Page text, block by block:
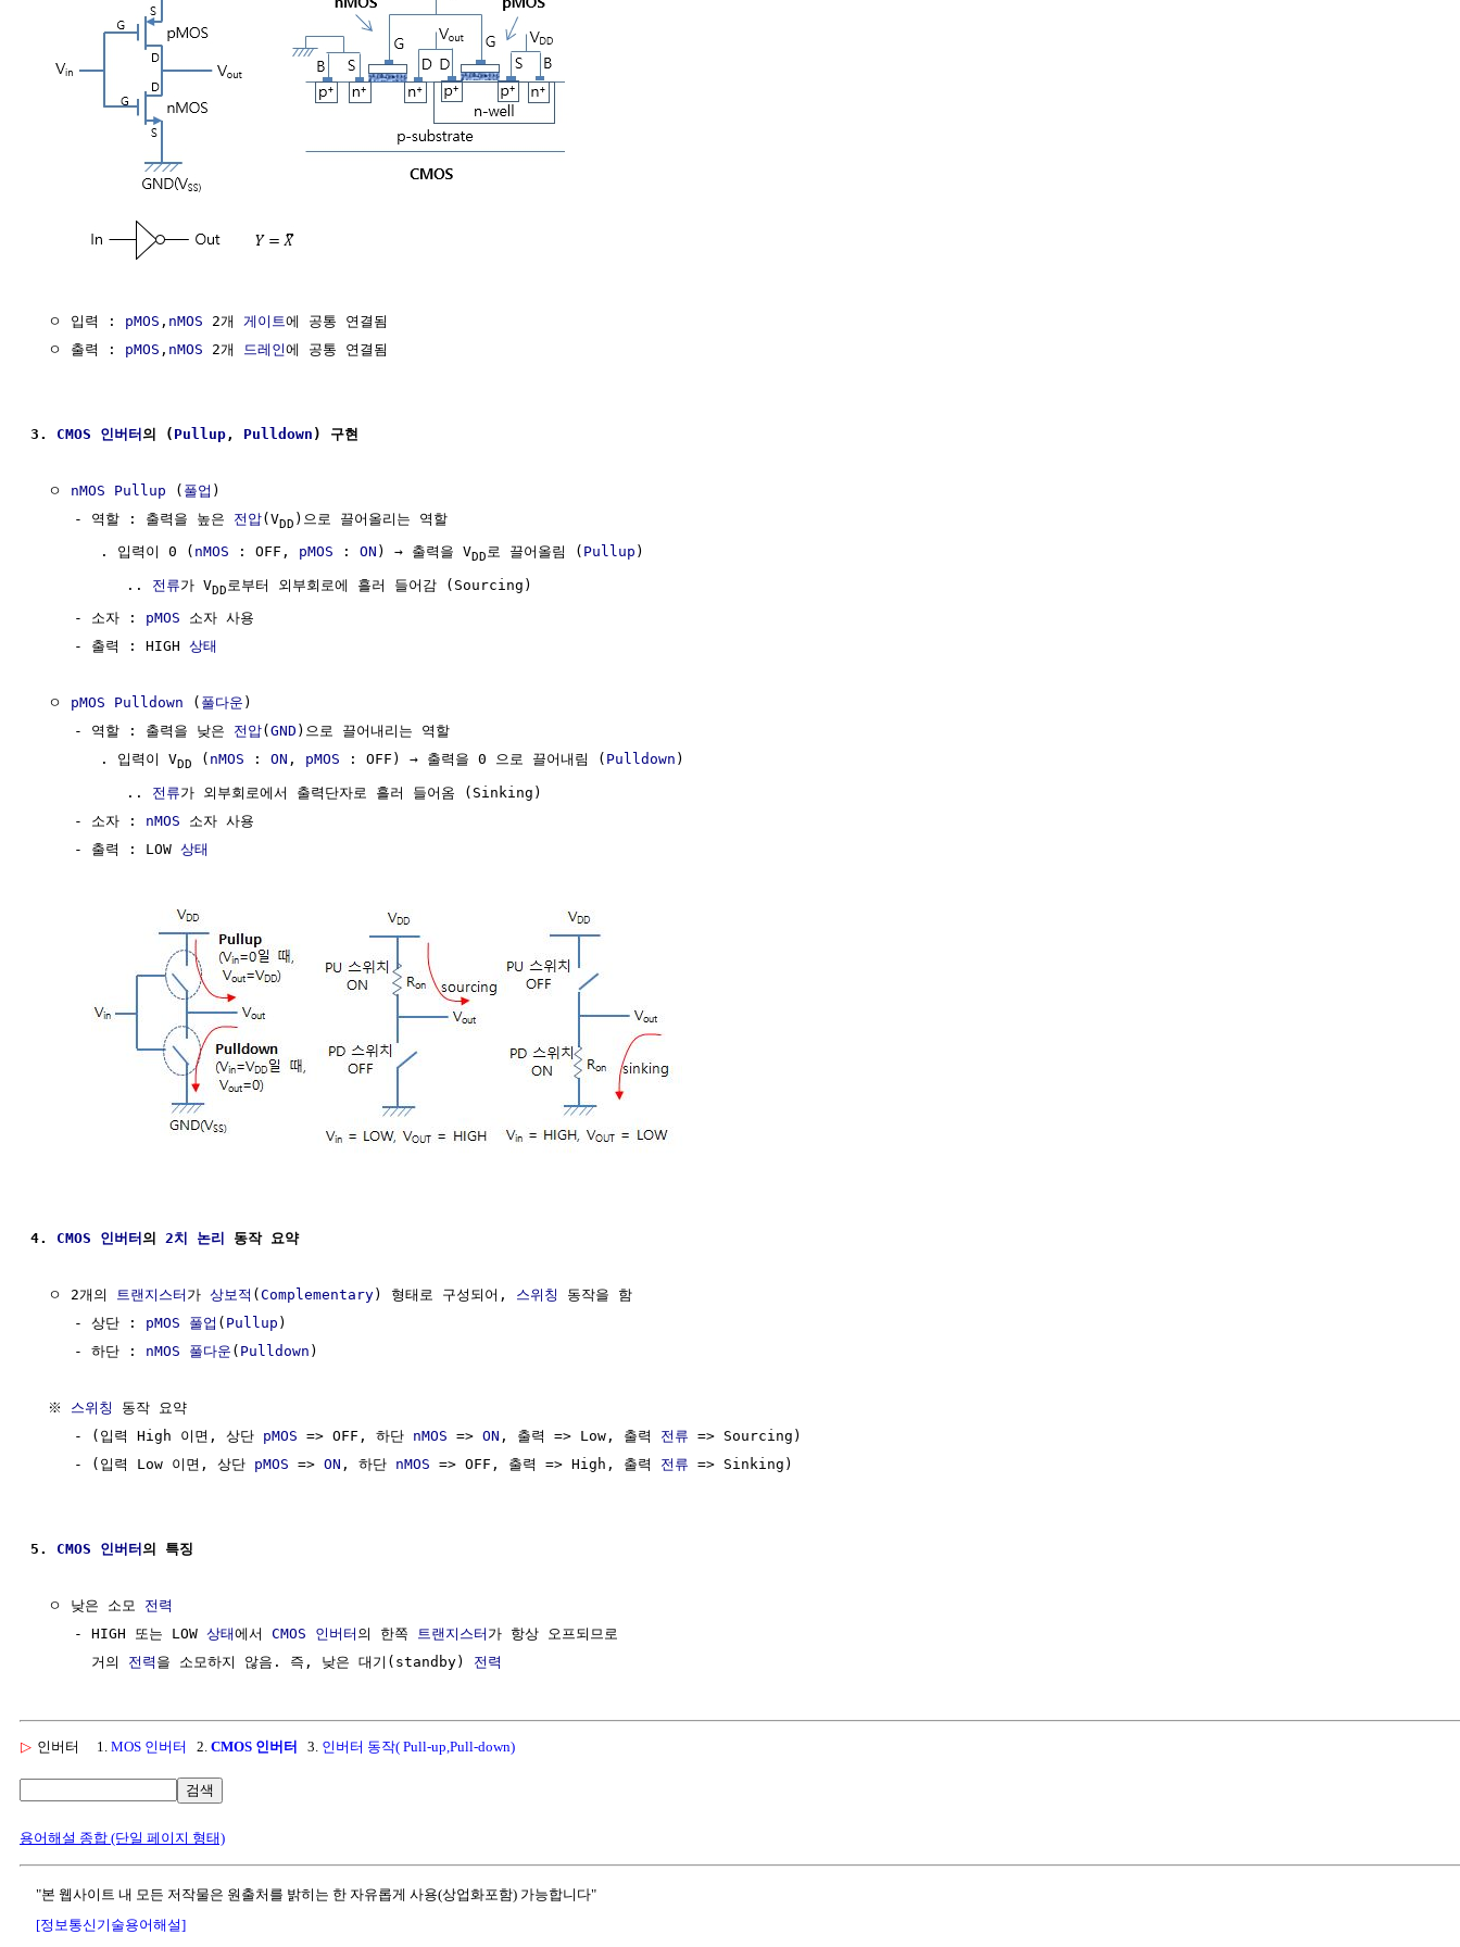
  ㅇ 입력 :
pMOS , nMOS 2개 게이트에 공통 연결됨
  ㅇ 출력 :
pMOS , nMOS 2개 드레인에 공통 연결됨
3. CMOS 인버터의 ( Pullup , Pulldown ) 구현
  ㅇ
nMOS Pullup ( 풀업 )
     - 역할 : 출력을 높은
전압(VDD )으로 끌어올리는 역할
        . 입력이 0 (
nMOS : OFF, pMOS : ON ) → 출력을 VDD로 끌어올림 ( Pullup )
           ..
전류가 VDD 로부터 외부회로에 흘러 들어감 (Sourcing)
     - 소자 :
pMOS 소자 사용
     - 출력 : HIGH
상태
  ㅇ
pMOS Pulldown ( 풀다운 )
     - 역할 : 출력을 낮은
전압( GND )으로 끌어내리는 역할
        . 입력이 V
DD ( nMOS : ON , pMOS : OFF) → 출력을 0 으로 끌어내림 ( Pulldown )
           ..
전류가 외부회로에서 출력단자로 흘러 들어옴 (Sinking)
     - 소자 :
nMOS 소자 사용
     - 출력 : LOW
상태
4. CMOS 인버터 의 2치 논리 동작 요약
  ㅇ 2개의
트랜지스터 가 상보적 ( Complementary) 형태로 구성되어, 스위칭
동작을 함
     - 상단 :
pMOS 풀업 ( Pullup )
     - 하단 :
nMOS 풀다운 ( Pulldown )
  ※
스위칭
동작 요약
     - (입력 High 이면, 상단
pMOS => OFF, 하단 nMOS => ON , 출력 => Low, 출력 전류 => Sourcing)
     - (입력 Low 이면, 상단
pMOS => ON , 하단 nMOS => OFF, 출력 => High, 출력 전류 => Sinking)
5. CMOS 인버터 의 특징
  ㅇ 낮은 소모
전력
     - HIGH 또는 LOW
상태에서 CMOS 인버터 의 한쪽 트랜지스터 가 항상 오프되므로
       거의
전력 을 소모하지 않음. 즉, 낮은 대기(standby) 전력
▷ 인버터 1. MOS 인버터 2. CMOS 인버터 3. 인버터 동작( Pull-up,Pull-down)
검색
용어해설 종합 (단일 페이지 형태)
"본 웹사이트 내 모든 저작물은 원출처를 밝히는 한 자유롭게 사용(상업화포함) 가능합니다"
[정보통신기술용어해설]